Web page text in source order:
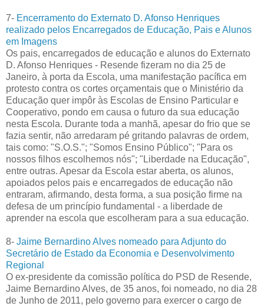
7- Encerramento do Externato D. Afonso Henriques
realizado pelos Encarregados de Educação, Pais e Alunos
em Imagens
Os pais, encarregados de educação e alunos do Externato
D. Afonso Henriques - Resende fizeram no dia 25 de
Janeiro, à porta da Escola, uma manifestação pacífica em
protesto contra os cortes orçamentais que o Ministério da
Educação quer impôr às Escolas de Ensino Particular e
Cooperativo, pondo em causa o futuro da sua educação
nesta Escola. Durante toda a manhã, apesar do frio que se
fazia sentir, não arredaram pé gritando palavras de ordem,
tais como: "S.O.S."; "Somos Ensino Público"; "Para os
nossos filhos escolhemos nós"; "Liberdade na Educação",
entre outras. Apesar da Escola estar aberta, os alunos,
apoiados pelos pais e encarregados de educação não
entraram, afirmando, desta forma, a sua posição firme na
defesa de um princípio fundamental - a liberdade de
aprender na escola que escolheram para a sua educação.
8- Jaime Bernardino Alves nomeado para Adjunto do
Secretário de Estado da Economia e Desenvolvimento
Regional
O ex-presidente da comissão política do PSD de Resende,
Jaime Bernardino Alves, de 35 anos, foi nomeado, no dia 28
de Junho de 2011, pelo governo para exercer o cargo de